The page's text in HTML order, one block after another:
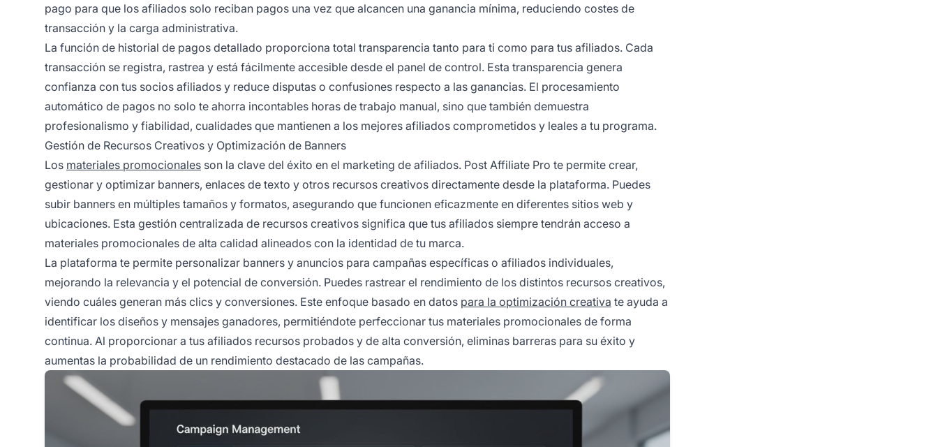
pago para que los afiliados solo reciban pagos una vez que alcancen una ganancia mínima, reduciendo costes de
transacción y la carga administrativa.
La función de historial de pagos detallado proporciona total transparencia tanto para ti como para tus afiliados. Cada
transacción se registra, rastrea y está fácilmente accesible desde el panel de control. Esta transparencia genera
confianza con tus socios afiliados y reduce disputas o confusiones respecto a las ganancias. El procesamiento
automático de pagos no solo te ahorra incontables horas de trabajo manual, sino que también demuestra
profesionalismo y fiabilidad, cualidades que mantienen a los mejores afiliados comprometidos y leales a tu programa.
Gestión de Recursos Creativos y Optimización de Banners
Los materiales promocionales son la clave del éxito en el marketing de afiliados. Post Affiliate Pro te permite crear,
gestionar y optimizar banners, enlaces de texto y otros recursos creativos directamente desde la plataforma. Puedes
subir banners en múltiples tamaños y formatos, asegurando que funcionen eficazmente en diferentes sitios web y
ubicaciones. Esta gestión centralizada de recursos creativos significa que tus afiliados siempre tendrán acceso a
materiales promocionales de alta calidad alineados con la identidad de tu marca.
La plataforma te permite personalizar banners y anuncios para campañas específicas o afiliados individuales,
mejorando la relevancia y el potencial de conversión. Puedes rastrear el rendimiento de los distintos recursos creativos,
viendo cuáles generan más clics y conversiones. Este enfoque basado en datos para la optimización creativa te ayuda a
identificar los diseños y mensajes ganadores, permitiéndote perfeccionar tus materiales promocionales de forma
continua. Al proporcionar a tus afiliados recursos probados y de alta conversión, eliminas barreras para su éxito y
aumentas la probabilidad de un rendimiento destacado de las campañas.